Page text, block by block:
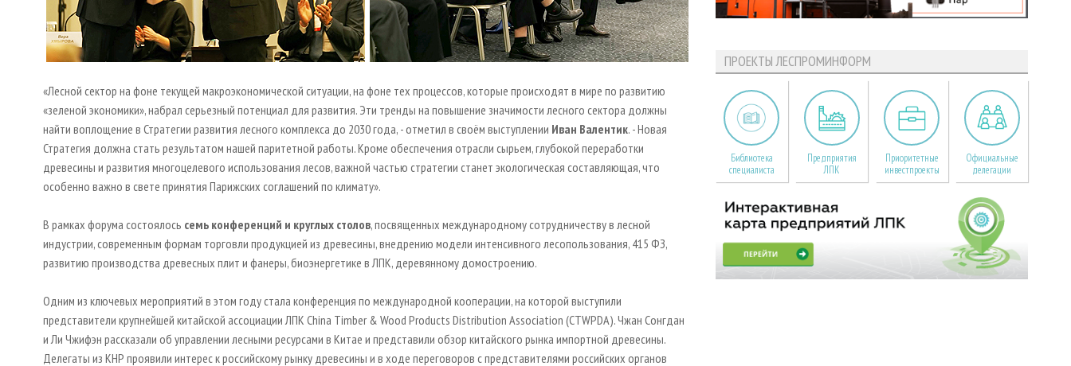
«Лесной сектор на фоне текущей макроэкономической ситуации, на фоне тех процессов, которые происходят в мире по развитию
«зеленой экономики», набрал серьезный потенциал для развития. Эти тренды на повышение значимости лесного сектора должны
найти воплощение в Стратегии развития лесного комплекса до 2030 года, - отметил в своём выступлении Иван Валентик. - Новая
Стратегия должна стать результатом нашей паритетной работы. Кроме обеспечения отрасли сырьем, глубокой переработки
древесины и развития многоцелевого использования лесов, важной частью стратегии станет экологическая составляющая, что
особенно важно в свете принятия Парижских соглашений по климату».
В рамках форума состоялось семь конференций и круглых столов, посвященных международному сотрудничеству в лесной
индустрии, современным формам торговли продукцией из древесины, внедрению модели интенсивного лесопользования, 415 ФЗ,
развитию производства древесных плит и фанеры, биоэнергетике в ЛПК, деревянному домостроению.
Одним из ключевых мероприятий в этом году стала конференция по международной кооперации, на которой выступили
представители крупнейшей китайской ассоциации ЛПК China Timber & Wood Products Distribution Association (CTWPDA). Чжан Сонгдан
и Ли Чжифэн рассказали об управлении лесными ресурсами в Китае и представили обзор китайского рынка импортной древесины.
Делегаты из КНР проявили интерес к российскому рынку древесины и в ходе переговоров с представителями российских органов
ПРОЕКТЫ ЛЕСПРОМИНФОРМ
Библиотека
специалиста
Предприятия
ЛПК
Приоритетные
инвестпроекты
Официальные
делегации